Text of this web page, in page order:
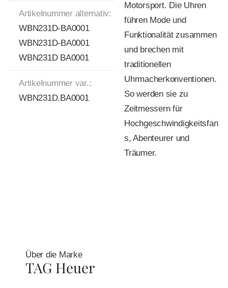
Artikelnummer alternativ:
WBN231D-BA0001
WBN231D-BA0001
WBN231D BA0001
Artikelnummer var.:
WBN231D.BA0001
Motorsport. Die Uhren
führen Mode und
Funktionalität zusammen
und brechen mit
traditionellen
Uhrmacherkonventionen.
So werden sie zu
Zeitmessern für
Hochgeschwindigkeitsfan
s, Abenteurer und
Träumer.
Über die Marke
TAG Heuer